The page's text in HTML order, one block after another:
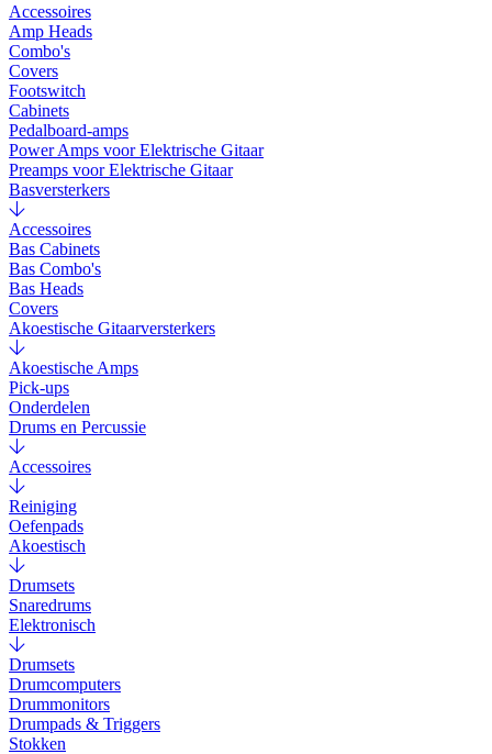
Accessoires
Amp Heads
Combo's
Covers
Footswitch
Cabinets
Pedalboard-amps
Power Amps voor Elektrische Gitaar
Preamps voor Elektrische Gitaar
Basversterkers
Accessoires
Bas Cabinets
Bas Combo's
Bas Heads
Covers
Akoestische Gitaarversterkers
Akoestische Amps
Pick-ups
Onderdelen
Drums en Percussie
Accessoires
Reiniging
Oefenpads
Akoestisch
Drumsets
Snaredrums
Elektronisch
Drumsets
Drumcomputers
Drummonitors
Drumpads & Triggers
Stokken